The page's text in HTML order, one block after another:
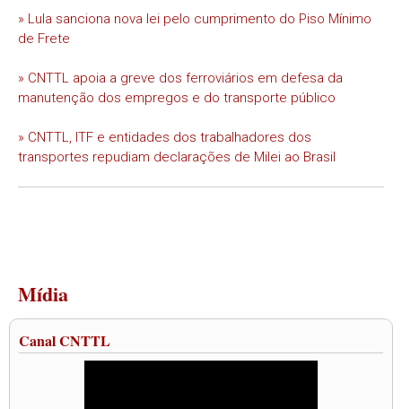
» Lula sanciona nova lei pelo cumprimento do Piso Mínimo
de Frete
» CNTTL apoia a greve dos ferroviários em defesa da
manutenção dos empregos e do transporte público
» CNTTL, ITF e entidades dos trabalhadores dos
transportes repudiam declarações de Milei ao Brasil
Mídia
Canal CNTTL